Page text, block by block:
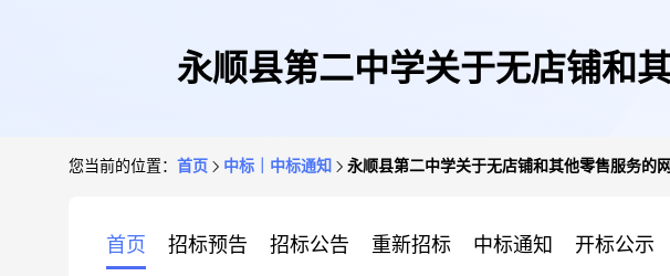
永顺县第二中学关于无店铺和
您当前的位置： 首页 中标｜中标通知 永顺县第二中学关于无店铺和其他零售服务的
首页 招标预告 招标公告 重新招标 中标通知 开标公示